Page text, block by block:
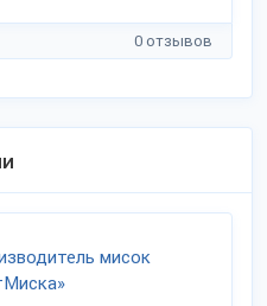
0 отзывов
мисок